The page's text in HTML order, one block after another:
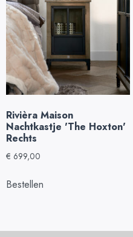
Rivièra Maison
Nachtkastje 'The Hoxton'
Rechts
€ 699,00
Bestellen